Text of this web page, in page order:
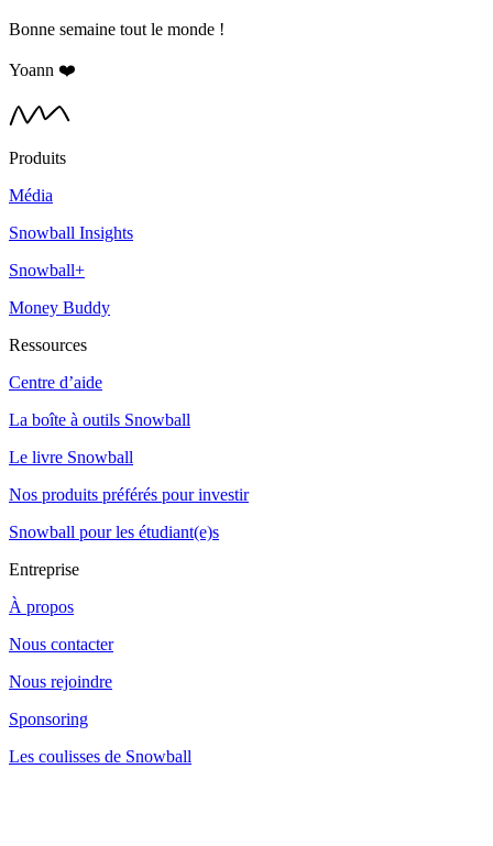
Bonne semaine tout le monde !
Yoann ❤️
Produits
Média
Snowball Insights
Snowball+
Money Buddy
Ressources
Centre d’aide
La boîte à outils Snowball
Le livre Snowball
Nos produits préférés pour investir
Snowball pour les étudiant(e)s
Entreprise
À propos
Nous contacter
Nous rejoindre
Sponsoring
Les coulisses de Snowball